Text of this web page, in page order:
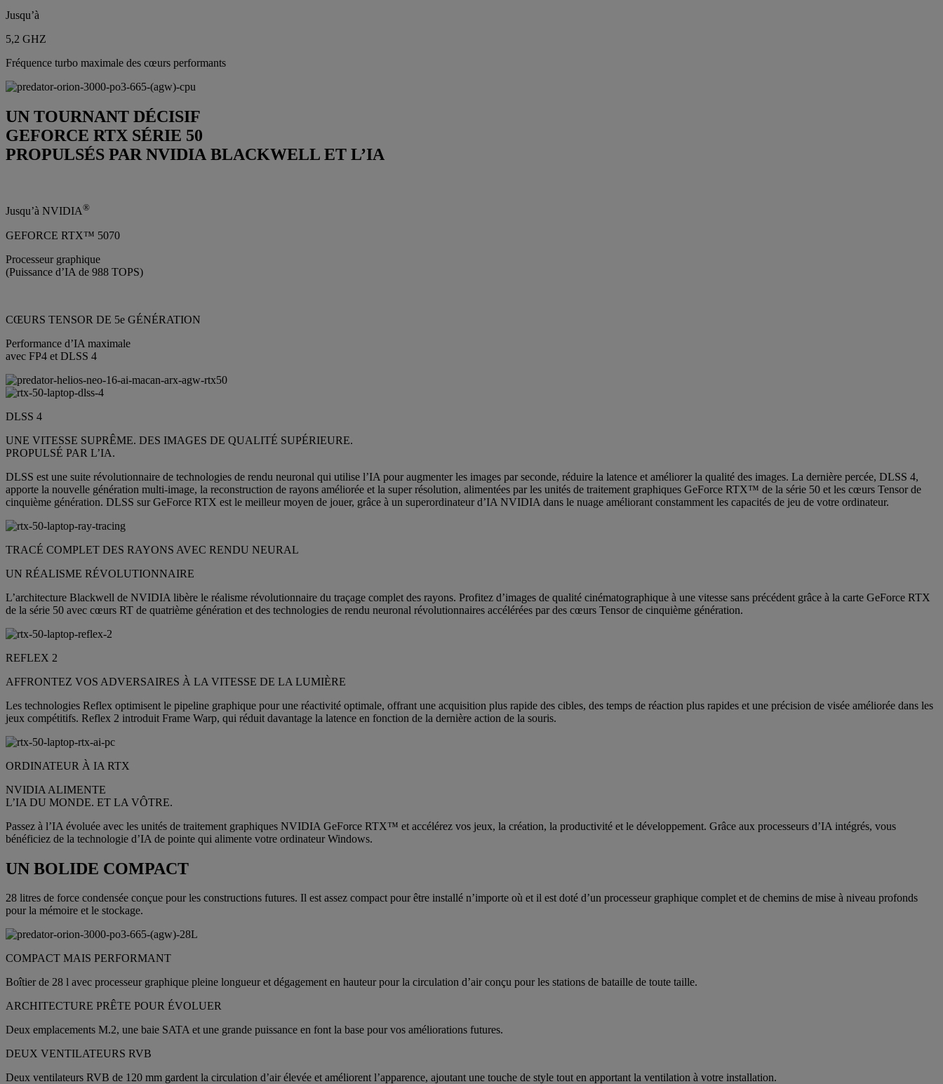
Jusqu’à
5,2 GHZ
Fréquence turbo maximale des cœurs performants
UN TOURNANT DÉCISIF
GEFORCE RTX SÉRIE 50
PROPULSÉS PAR NVIDIA BLACKWELL ET L’IA
Jusqu’à NVIDIA®
GEFORCE RTX™ 5070
Processeur graphique
(Puissance d’IA de 988 TOPS)
CŒURS TENSOR DE 5e GÉNÉRATION
Performance d’IA maximale
avec FP4 et DLSS 4
DLSS 4
UNE VITESSE SUPRÊME. DES IMAGES DE QUALITÉ SUPÉRIEURE.
PROPULSÉ PAR L’IA.
DLSS est une suite révolutionnaire de technologies de rendu neuronal qui utilise l’IA pour augmenter les images par seconde, réduire la latence et améliorer la qualité des images. La dernière percée, DLSS 4,
apporte la nouvelle génération multi-image, la reconstruction de rayons améliorée et la super résolution, alimentées par les unités de traitement graphiques GeForce RTX™ de la série 50 et les cœurs Tensor de
cinquième génération. DLSS sur GeForce RTX est le meilleur moyen de jouer, grâce à un superordinateur d’IA NVIDIA dans le nuage améliorant constamment les capacités de jeu de votre ordinateur.
TRACÉ COMPLET DES RAYONS AVEC RENDU NEURAL
UN RÉALISME RÉVOLUTIONNAIRE
L’architecture Blackwell de NVIDIA libère le réalisme révolutionnaire du traçage complet des rayons. Profitez d’images de qualité cinématographique à une vitesse sans précédent grâce à la carte GeForce RTX
de la série 50 avec cœurs RT de quatrième génération et des technologies de rendu neuronal révolutionnaires accélérées par des cœurs Tensor de cinquième génération.
REFLEX 2
AFFRONTEZ VOS ADVERSAIRES À LA VITESSE DE LA LUMIÈRE
Les technologies Reflex optimisent le pipeline graphique pour une réactivité optimale, offrant une acquisition plus rapide des cibles, des temps de réaction plus rapides et une précision de visée améliorée dans les
jeux compétitifs. Reflex 2 introduit Frame Warp, qui réduit davantage la latence en fonction de la dernière action de la souris.
ORDINATEUR À IA RTX
NVIDIA ALIMENTE
L’IA DU MONDE. ET LA VÔTRE.
Passez à l’IA évoluée avec les unités de traitement graphiques NVIDIA GeForce RTX™ et accélérez vos jeux, la création, la productivité et le développement. Grâce aux processeurs d’IA intégrés, vous
bénéficiez de la technologie d’IA de pointe qui alimente votre ordinateur Windows.
UN BOLIDE COMPACT
28 litres de force condensée conçue pour les constructions futures. Il est assez compact pour être installé n’importe où et il est doté d’un processeur graphique complet et de chemins de mise à niveau profonds
pour la mémoire et le stockage.
COMPACT MAIS PERFORMANT
Boîtier de 28 l avec processeur graphique pleine longueur et dégagement en hauteur pour la circulation d’air conçu pour les stations de bataille de toute taille.
ARCHITECTURE PRÊTE POUR ÉVOLUER
Deux emplacements M.2, une baie SATA et une grande puissance en font la base pour vos améliorations futures.
DEUX VENTILATEURS RVB
Deux ventilateurs RVB de 120 mm gardent la circulation d’air élevée et améliorent l’apparence, ajoutant une touche de style tout en apportant la ventilation à votre installation.